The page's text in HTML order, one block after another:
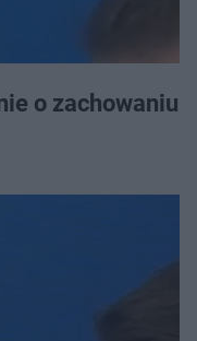
o zachowaniu